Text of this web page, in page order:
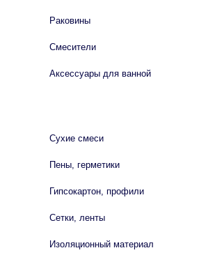
Раковины
Смесители
Аксессуары для ванной
Сухие смеси
Пены, герметики
Гипсокартон, профили
Сетки, ленты
Изоляционный материал